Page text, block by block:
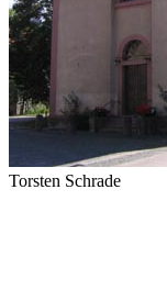
Torsten Schrade